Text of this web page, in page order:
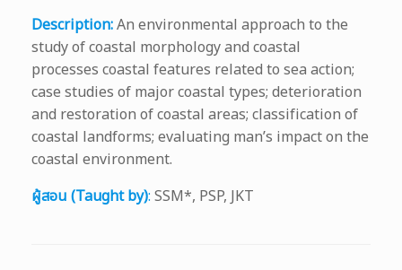
Description:An environmental approach to the
study of coastal morphology and coastal
processes coastal features related to sea action;
case studies of major coastal types; deterioration
and restoration of coastal areas; classification of
coastal landforms; evaluating man’s impact on the
coastal environment.
ผู้สอน (Taught by): SSM*, PSP, JKT